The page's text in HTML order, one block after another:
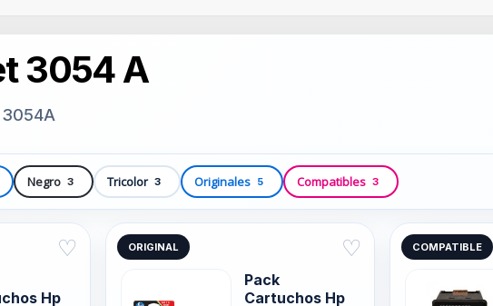
3054 A
Negro 3 Tricolor 3 Originales 5 Compatibles 3
♡
Hp
ORIGINAL ♡
Pack
Cartuchos Hp
COMPATIBLE